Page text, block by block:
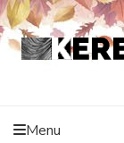
Menu